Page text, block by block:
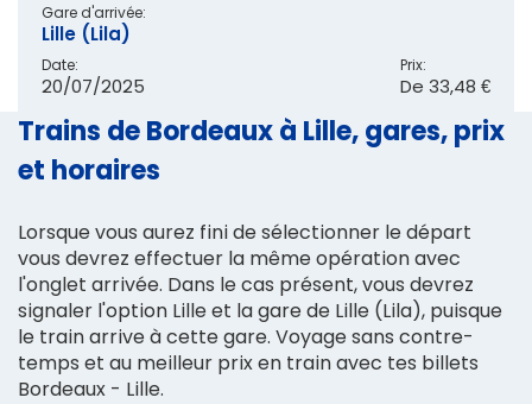
Gare d'arrivée:
Lille (Lila)
Date:
20/07/2025
Prix:
De 33,48 €
Trains de Bordeaux à Lille, gares, prix
et horaires
Lorsque vous aurez fini de sélectionner le départ
vous devrez effectuer la même opération avec
l'onglet arrivée. Dans le cas présent, vous devrez
signaler l'option Lille et la gare de Lille (Lila), puisque
le train arrive à cette gare. Voyage sans contre-
temps et au meilleur prix en train avec tes billets
Bordeaux - Lille.